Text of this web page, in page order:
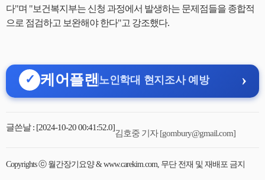
다"며 "보건복지부는 신청 과정에서 발생하는 문제점들을 종합적
으로 점검하고 보완해야 한다"고 강조했다.
✓ 케어플랜 노인학대 현지조사 예방 ›
글쓴날 : [2024-10-20 00:41:52.0]
김호중 기자 [gombury@gmail.com]
Copyrights ⓒ 월간장기요양 & www.carekim.com, 무단 전재 및 재배포 금지